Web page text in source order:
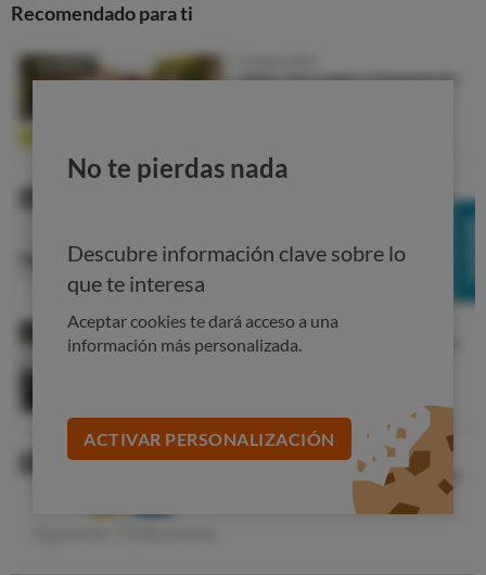
Recomendado para ti
No te pierdas nada
Descubre información clave sobre lo
que te interesa
Aceptar cookies te dará acceso a una
información más personalizada.
ACTIVAR PERSONALIZACIÓN